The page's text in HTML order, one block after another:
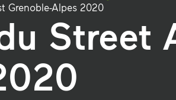
Grenoble-Alpes 2020
Street